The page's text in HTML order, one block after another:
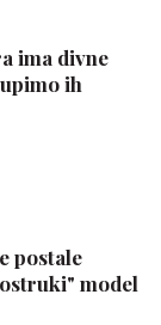
ima divne
ih
postale
model